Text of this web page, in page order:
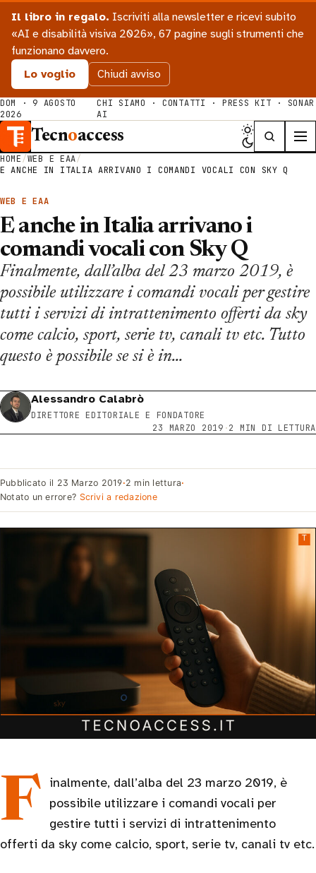
Il libro in regalo. Iscriviti alla newsletter e ricevi subito
«AI e disabilità visiva 2026», 67 pagine sugli strumenti che
funzionano davvero.
Lo voglio
Chiudi avviso
DOM · 9 AGOSTO
2026
CHI SIAMO · CONTATTI · PRESS KIT · SONAR
AI
Tecnoaccess
HOME/WEB E EAA/
E ANCHE IN ITALIA ARRIVANO I COMANDI VOCALI CON SKY Q
WEB E EAA
E anche in Italia arrivano i
comandi vocali con Sky Q
Finalmente, dall’alba del 23 marzo 2019, è
possibile utilizzare i comandi vocali per gestire
tutti i servizi di intrattenimento offerti da sky
come calcio, sport, serie tv, canali tv etc. Tutto
questo è possibile se si è in…
Alessandro Calabrò
DIRETTORE EDITORIALE E FONDATORE
23 MARZO 2019 ·2 MIN DI LETTURA
Pubblicato il 23 Marzo 2019·2 min lettura·
Notato un errore? Scrivi a redazione
Finalmente, dall’alba del 23 marzo 2019, è possibile utilizzare i comandi vocali per
gestire tutti i servizi di intrattenimento
offerti da sky come calcio, sport, serie tv, canali tv etc.